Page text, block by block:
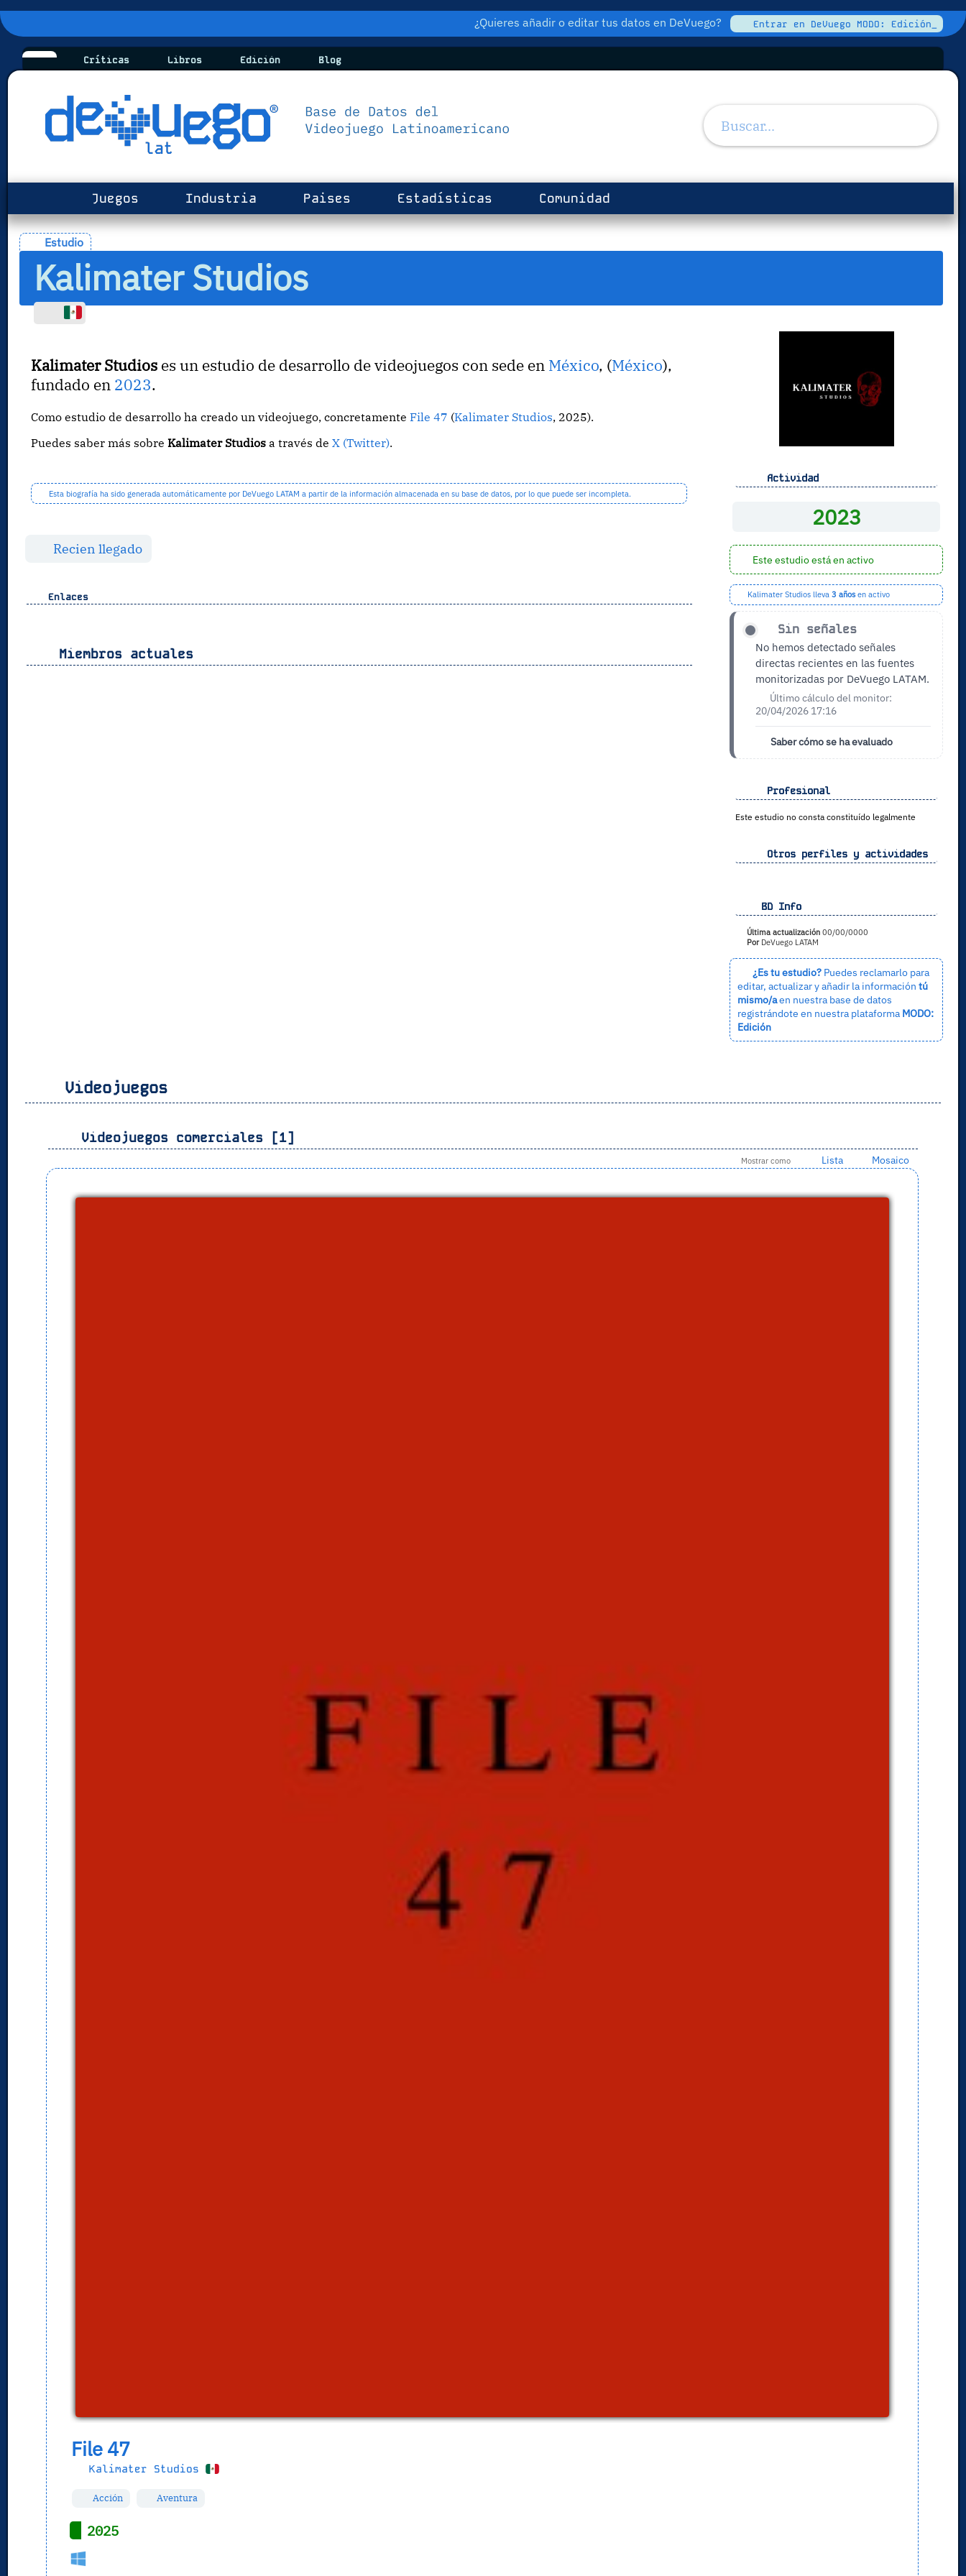
¿Quieres añadir o editar tus datos en DeVuego? Entrar en DeVuego MODO: Edición_
Críticas Libros Edición Blog
Juegos Industria Paises Estadísticas Comunidad
Estudio
Kalimater Studios
Kalimater Studios es un estudio de desarrollo de videojuegos con sede en México, (México),
fundado en 2023.
Como estudio de desarrollo ha creado un videojuego, concretamenteFile 47 (Kalimater Studios, 2025).
Puedes saber más sobreKalimater Studios a través deX (Twitter).
Esta biografía ha sido generada automáticamente por DeVuego LATAM a partir de la información almacenada en su base de datos, por lo que puede ser incompleta.
Recien llegado
Enlaces
Miembros actuales
Actividad
2023
Este estudio está en activo
Kalimater Studios lleva 3 añosen activo
Sin señales
No hemos detectado señales
directas recientes en las fuentes
monitorizadas por DeVuego LATAM.
Último cálculo del monitor:
20/04/2026 17:16
Saber cómo se ha evaluado
Profesional
Este estudio no consta constituído legalmente
Otros perfiles y actividades
BD Info
Última actualización00/00/0000
PorDeVuego LATAM
¿Es tu estudio?Puedes reclamarlo para
editar, actualizar y añadir la información tú
mismo/aen nuestra base de datos
registrándote en nuestra plataforma MODO:
Edición
Videojuegos
Videojuegos comerciales [1]
Mostrar como Lista Mosaico
File 47
Kalimater Studios
Acción Aventura
2025